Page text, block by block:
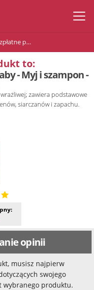
CeraVe Baby - Myj i szampon - 237ml
to:
- Myj i szampon -
zawiera podstawowe
siarczanów i zapachu.
opinii
musisz najpierw
swojego
wybranego produktu.